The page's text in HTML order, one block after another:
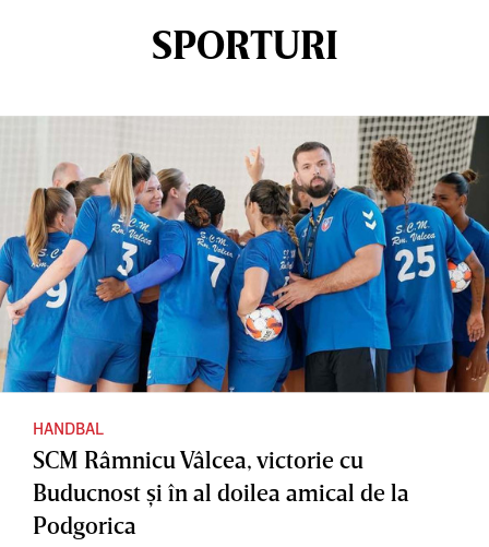
SPORTURI
HANDBAL
SCM Râmnicu Vâlcea, victorie cu
Buducnost şi în al doilea amical de la
Podgorica